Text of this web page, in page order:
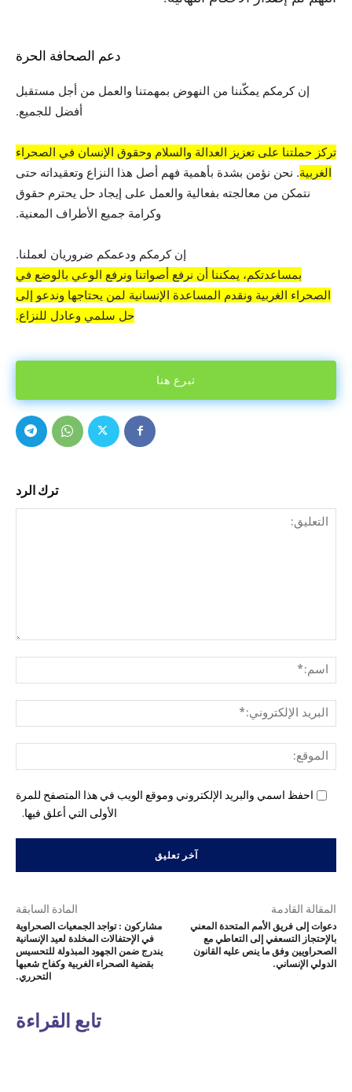
دعم الصحافة الحرة
إن كرمكم يمكّننا من النهوض بمهمتنا والعمل من أجل مستقبل
أفضل للجميع.
تركز حملتنا على تعزيز العدالة والسلام وحقوق الإنسان في الصحراء
الغربية. نحن نؤمن بشدة بأهمية فهم أصل هذا النزاع وتعقيداته حتى
نتمكن من معالجته بفعالية والعمل على إيجاد حل يحترم حقوق
وكرامة جميع الأطراف المعنية.
إن كرمكم ودعمكم ضروريان لعملنا.
بمساعدتكم، يمكننا أن نرفع أصواتنا ونرفع الوعي بالوضع في
الصحراء الغربية ونقدم المساعدة الإنسانية لمن يحتاجها وندعو إلى
حل سلمي وعادل للنزاع.
تبرع هنا
ترك الرد
احفظ اسمي والبريد الإلكتروني وموقع الويب في هذا المتصفح للمرة
الأولى التي أعلق فيها.
المادة السابقة
مشاركون : تواجد الجمعيات الصحراوية
في الإحتفالات المخلدة لعيد الإنسانية
يندرج ضمن الجهود المبذولة للتحسيس
بقضية الصحراء الغربية وكفاح شعبها
التحرري.
المقالة القادمة
دعوات إلى فريق الأمم المتحدة المعني
بالإحتجاز التسعفي إلى التعاطي مع
الصحراويين وفق ما ينص عليه القانون
الدولي الإنساني.
تابع القراءة